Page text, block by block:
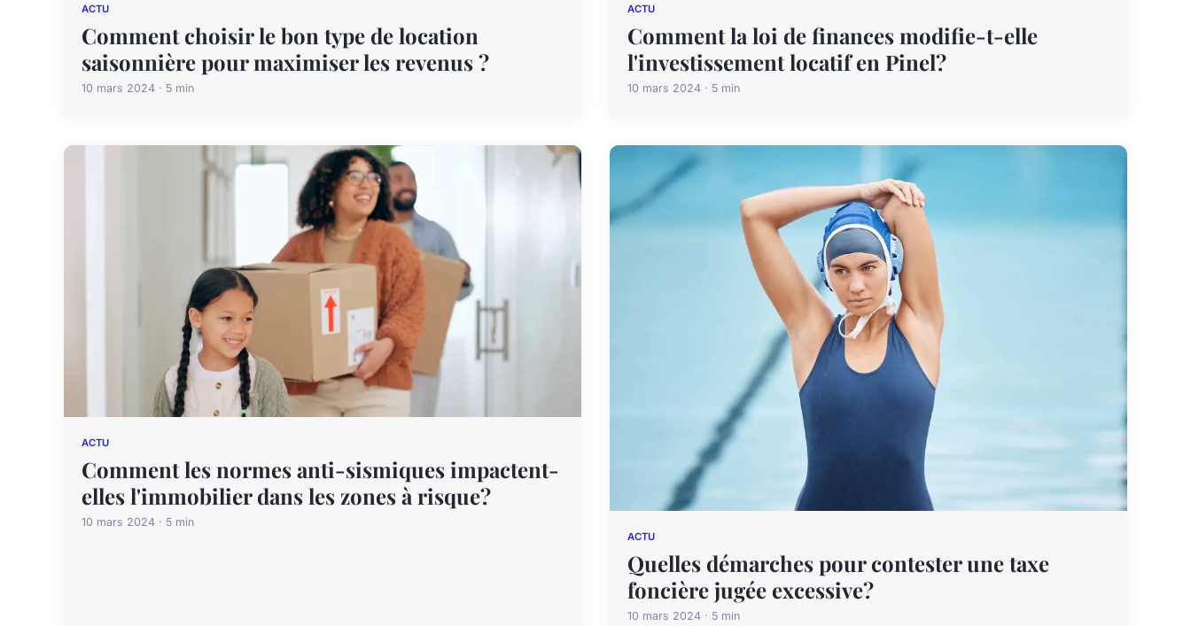
ACTU
Comment choisir le bon type de location
saisonnière pour maximiser les revenus ?
10 mars 2024 · 5 min
ACTU
Comment la loi de finances modifie-t-elle
l'investissement locatif en Pinel?
10 mars 2024 · 5 min
ACTU
Comment les normes anti-sismiques impactent-
elles l'immobilier dans les zones à risque?
10 mars 2024 · 5 min
ACTU
Quelles démarches pour contester une taxe
foncière jugée excessive?
10 mars 2024 · 5 min